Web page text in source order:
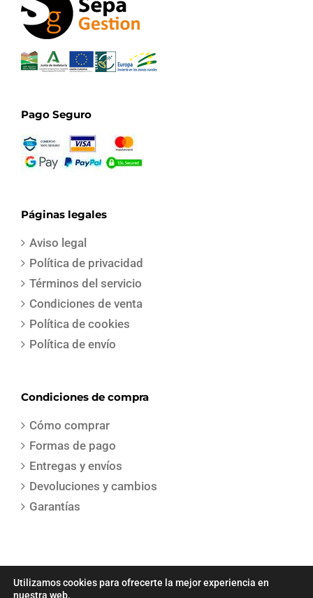
Pago Seguro
Páginas legales
Aviso legal
Política de privacidad
Términos del servicio
Condiciones de venta
Política de cookies
Política de envío
Condiciones de compra
Cómo comprar
Formas de pago
Entregas y envíos
Devoluciones y cambios
Garantías
Utilizamos cookies para ofrecerte la mejor experiencia en
nuestra web.